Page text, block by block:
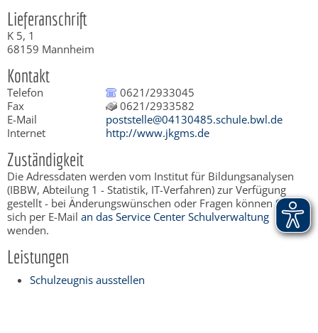
Lieferanschrift
K 5, 1
68159 Mannheim
Kontakt
Telefon
0621/2933045
Fax
0621/2933582
E-Mail
poststelle@04130485.schule.bwl.de
Internet
http://www.jkgms.de
Zuständigkeit
Die Adressdaten werden vom Institut für Bildungsanalysen
(IBBW, Abteilung 1 - Statistik, IT-Verfahren) zur Verfügung
gestellt - bei Änderungswünschen oder Fragen können Sie
sich per E-Mail an das Service Center Schulverwaltung
wenden.
Leistungen
Schulzeugnis ausstellen